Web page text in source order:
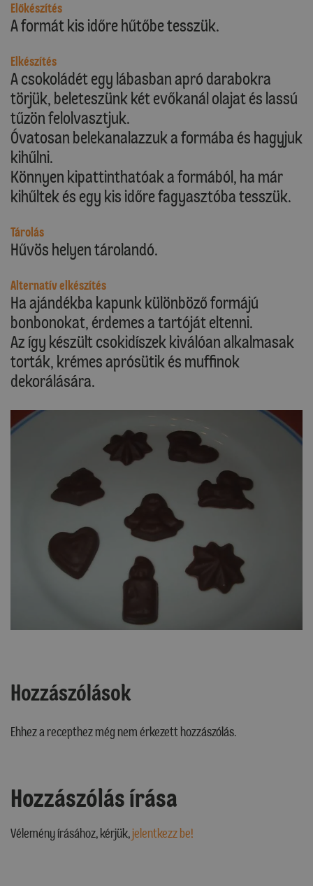
Előkészítés
A formát kis időre hűtőbe tesszük.
Elkészítés
A csokoládét egy lábasban apró darabokra
törjük, beleteszünk két evőkanál olajat és lassú
tűzön felolvasztjuk.
Óvatosan belekanalazzuk a formába és hagyjuk
kihűlni.
Könnyen kipattinthatóak a formából, ha már
kihűltek és egy kis időre fagyasztóba tesszük.
Tárolás
Hűvös helyen tárolandó.
Alternatív elkészítés
Ha ajándékba kapunk különböző formájú
bonbonokat, érdemes a tartóját eltenni.
Az így készült csokidíszek kiválóan alkalmasak
torták, krémes aprósütik és muffinok
dekorálására.
Hozzászólások
Ehhez a recepthez még nem érkezett hozzászólás.
Hozzászólás írása
Vélemény írásához, kérjük,jelentkezz be!